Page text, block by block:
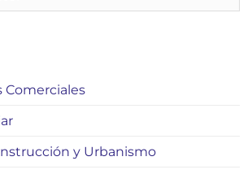
Comerciales
y Urbanismo